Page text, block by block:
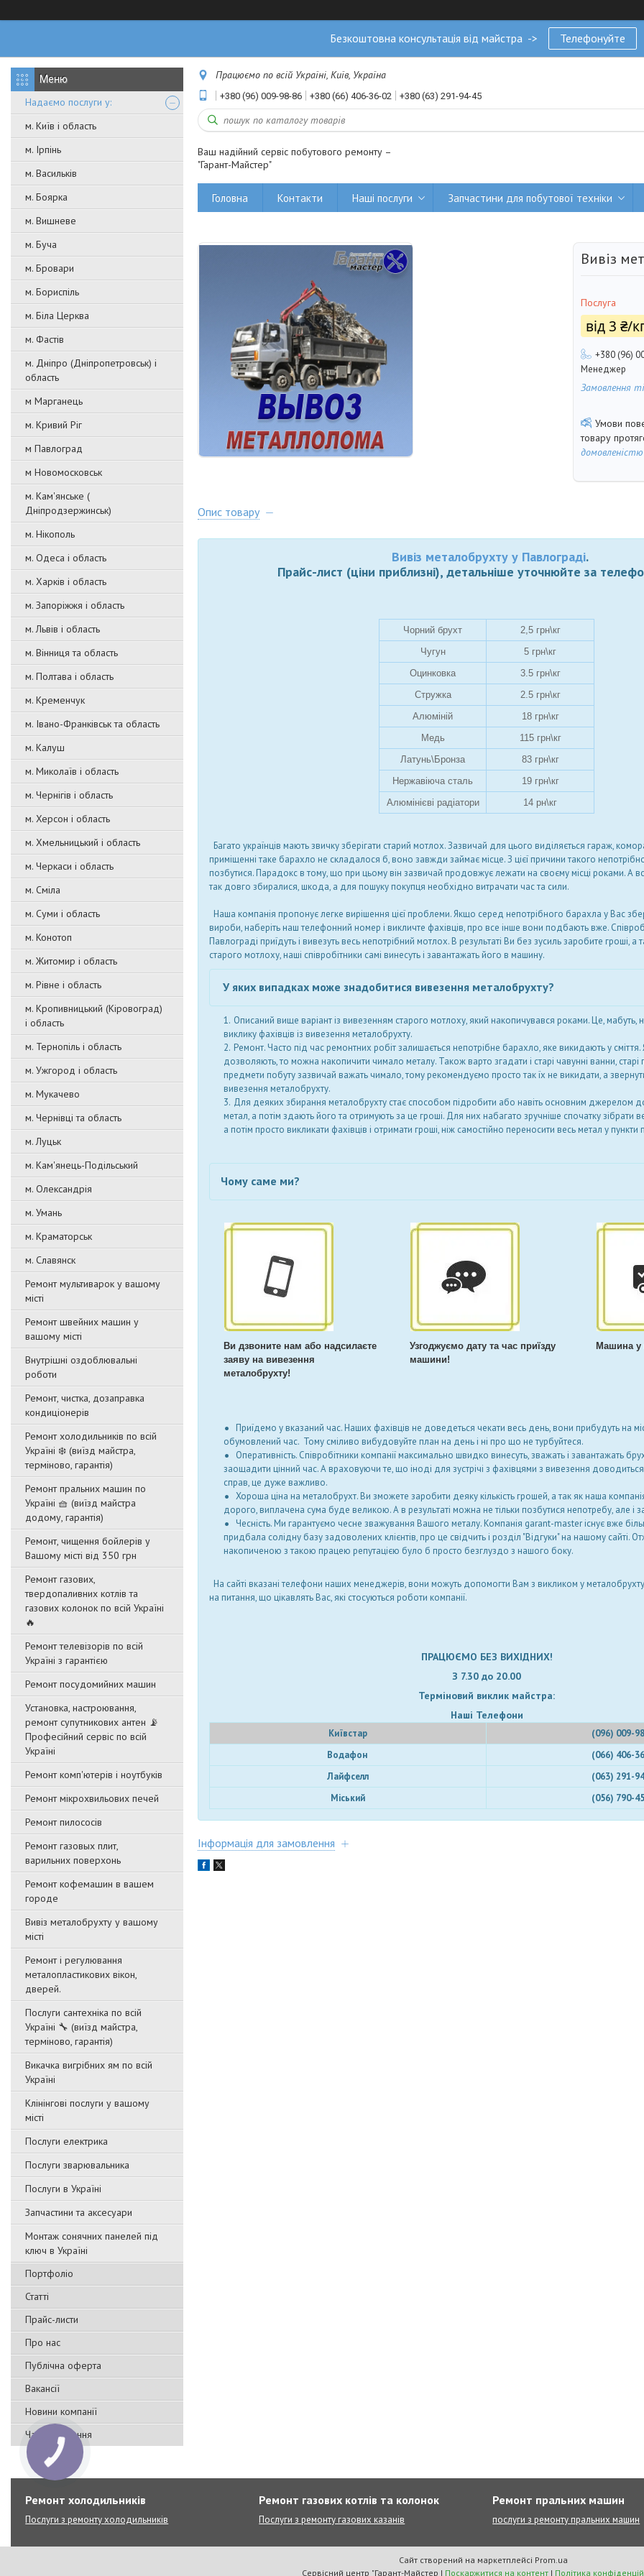
Безкоштовна консультація від майстра -> Телефонуйте
Надаємо послуги у:
м. Київ і область
м. Ірпінь
м. Васильків
м. Боярка
м. Вишневе
м. Буча
м. Бровари
м. Бориспіль
м. Біла Церква
м. Фастів
м. Дніпро (Дніпропетровськ) і
область
м Марганець
м. Кривий Ріг
м Павлоград
м Новомосковськ
м. Кам'янське (
Дніпродзержинськ)
м. Нікополь
м. Одеса і область
м. Харків і область
м. Запоріжжя і область
м. Львів і область
м. Вінниця та область
м. Полтава і область
м. Кременчук
м. Івано-Франківськ та область
м. Калуш
м. Миколаїв і область
м. Чернігів і область
м. Херсон і область
м. Хмельницький і область
м. Черкаси і область
м. Сміла
м. Суми і область
м. Конотоп
м. Житомир і область
м. Рівне і область
м. Кропивницький (Кіровоград)
і область
м. Тернопіль і область
м. Ужгород і область
м. Мукачево
м. Чернівці та область
м. Луцьк
м. Кам'янець-Подільський
м. Олександрія
м. Умань
м. Краматорськ
м. Славянск
Ремонт мультиварок у вашому
місті
Ремонт швейних машин у
вашому місті
Внутрішні оздоблювальні
роботи
Ремонт, чистка, дозаправка
кондиціонерів
Ремонт холодильників по всій
Україні ❄️ (виїзд майстра,
терміново, гарантія)
Ремонт пральних машин по
Україні 🧺 (виїзд майстра
додому, гарантія)
Ремонт, чищення бойлерів у
Вашому місті від 350 грн
Ремонт газових,
твердопаливних котлів та
газових колонок по всій Україні
🔥
Ремонт телевізорів по всій
Україні з гарантією
Ремонт посудомийних машин
Установка, настроювання,
ремонт супутникових антен 📡
Професійний сервіс по всій
Україні
Ремонт комп'ютерів і ноутбуків
Ремонт мікрохвильових печей
Ремонт пилососів
Ремонт газовых плит,
варильних поверхонь
Ремонт кофемашин в вашем
городе
Вивіз металобрухту у вашому
місті
Ремонт і регулювання
металопластикових вікон,
дверей.
Послуги сантехніка по всій
Україні 🔧 (виїзд майстра,
терміново, гарантія)
Викачка вигрібних ям по всій
Україні
Клінінгові послуги у вашому
місті
Послуги електрика
Послуги зварювальника
Послуги в Україні
Запчастини та аксесуари
Монтаж сонячних панелей під
ключ в Україні
Портфоліо
Статті
Прайс-листи
Про нас
Публічна оферта
Вакансії
Новини компанії
Часті запитання
Працюємо по всій Україні, Київ, Україна
+380 (96) 009-98-86 +380 (66) 406-36-02 +380 (63) 291-94-45
Ваш надійний сервіс побутового ремонту –
"Гарант-Майстер"
Головна Контакти Наші послуги Запчастини для побутової техніки
Вивіз
Послуга
від3 ₴/
+380 (96)
Менеджер
Замовлення
товару
домовленістю
Опис товару
Вивіз металобрухту у Павлограді.
Прайс-лист (ціни приблизні), детальніше уточнюйте за
Чорний брухт
2,5 грн\кг
Чугун
5 грн\кг
Оцинковка
3.5 грн\кг
Стружка
2.5 грн\кг
Алюміній
18 грн\кг
Медь
115 грн\кг
Латунь\Бронза
83 грн\кг
Нержавіюча сталь
19 грн\кг
Алюмінієві радіатори
14 рн\кг
Багато українців мають звичку зберігати старий мотлох. Зазвичай для цього виділяється гараж,
приміщенні таке барахло не складалося б, воно завжди займає місце. З цієї причини такого
позбутися. Парадокс в тому, що при цьому він зазвичай продовжує лежати на своєму місці роками. А
так довго збиралися, шкода, а для пошуку покупця необхідно витрачати час та сили.
Наша компанія пропонує легке вирішення цієї проблеми. Якщо серед непотрібного барахла у Вас
вироби, наберіть наш телефонний номер і викличте фахівців, про все інше вони подбають вже.
Павлограді приїдуть і вивезуть весь непотрібний мотлох. В результаті Ви без зусиль заробите гроші, а
старого мотлоху, наші співробітники самі винесуть і завантажать його в машину.
У яких випадках може знадобитися вивезення металобрухту?
Описаний вище варіант із вивезенням старого мотлоху, який накопичувався роками. Це,
виклику фахівців із вивезення металобрухту.
Ремонт. Часто під час ремонтних робіт залишається непотрібне барахло, яке викидають у
дозволяють, то можна накопичити чимало металу. Також варто згадати і старі чавунні ванни, старі
предмети побуту зазвичай важать чимало, тому рекомендуємо просто так їх не викидати, а
вивезення металобрухту.
Для деяких збирання металобрухту стає способом підробити або навіть основним джерелом
метал, а потім здають його та отримують за це гроші. Для них набагато зручніше спочатку зібрати
а потім просто викликати фахівців і отримати гроші, ніж самостійно переносити весь метал у пункти
Чому саме ми?
Ви дзвоните нам або надсилаєте
заяву на вивезення
металобрухту!
Узгоджуємо дату та час приїзду
машини!
Машина у
Приїдемо у вказаний час. Наших фахівців не доведеться чекати весь день, вони прибудуть на
обумовлений час. Тому сміливо вибудовуйте план на день і ні про що не турбуйтеся.
Оперативність. Співробітники компанії максимально швидко винесуть, зважать і завантажать
заощадити цінний час. А враховуючи те, що іноді для зустрічі з фахівцями з вивезення доводиться
справ, це дуже важливо.
Хороша ціна на металобрухт. Ви зможете заробити деяку кількість грошей, а так як наша
дорого, виплачена сума буде великою. А в результаті можна не тільки позбутися непотребу, але і
Чесність. Ми гарантуємо чесне зважування Вашого металу. Компанія garant-master існує вже
придбала солідну базу задоволених клієнтів, про це свідчить і розділ "Відгуки" на нашому сайті.
накопиченою з такою працею репутацією було б просто безглуздо з нашого боку.
На сайті вказані телефони наших менеджерів, вони можуть допомогти Вам з викликом у
на питання, що цікавлять Вас, які стосуються роботи компанії.
ПРАЦЮЄМО БЕЗ ВИХІДНИХ!
З 7.30 до 20.00
Терміновий виклик майстра:
Наші Телефони
Київстар
(096) 009-
Водафон
(066) 406-
Лайфселл
(063) 291-
Міський
(056) 790-
Інформація для замовлення
Ремонт холодильників
Послуги з ремонту холодильників
Ремонт газових котлів та колонок
Послуги з ремонту газових казанів
Ремонт пральних машин
послуги з ремонту пральних машин
Сайт створений на маркетплейсі Prom.ua
Сервісний центр "Гарант-Майстер | Поскаржитися на контент | Політика